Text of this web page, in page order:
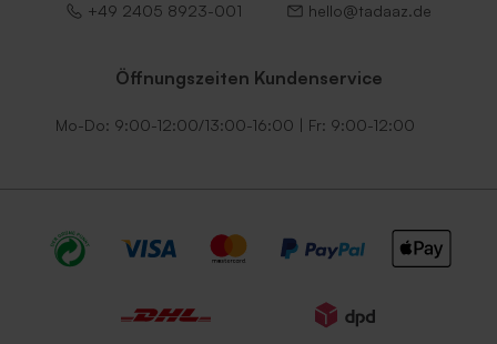
+49 2405 8923-001 hello@tadaaz.de
Öffnungszeiten Kundenservice
Mo-Do: 9:00-12:00/13:00-16:00 | Fr: 9:00-12:00